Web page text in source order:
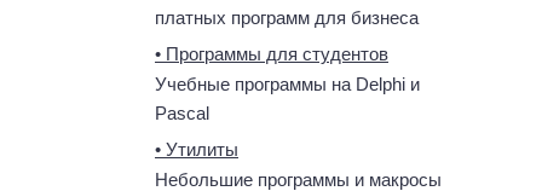
платных программ для бизнеса
• Программы для студентов
Учебные программы на Delphi и
Pascal
• Утилиты
Небольшие программы и макросы